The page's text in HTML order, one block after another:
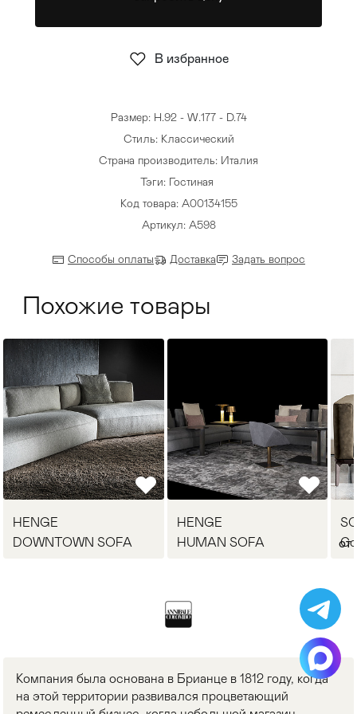
Стулья >
Размер: H.92 - W.177 - D.74
Стиль: Классический
Страна производитель: Италия
Тэги: Гостиная
Код товара: А00134155
Артикул: A598
Способы оплаты Доставка Задать вопрос
В избранное
Похожие товары
HENGE
DOWNTOWN SOFA
HENGE
HUMAN SOFA
от
Компания была основана в Брианце в 1812 году, когда
на этой территории развивался процветающий